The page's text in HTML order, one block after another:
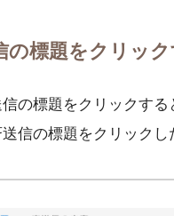
標題をクリック
の標題をクリックする
信の標題をクリックし